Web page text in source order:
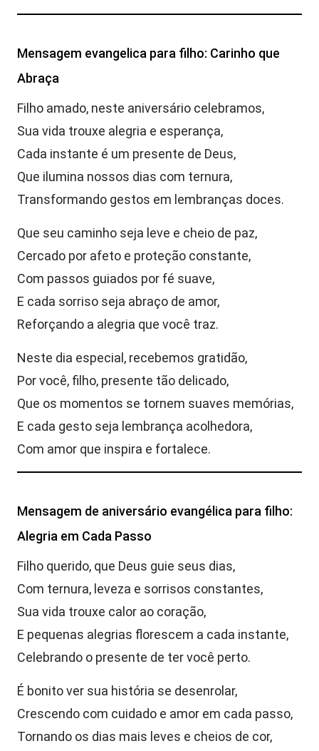
Mensagem evangelica para filho: Carinho que
Abraça
Filho amado, neste aniversário celebramos,
Sua vida trouxe alegria e esperança,
Cada instante é um presente de Deus,
Que ilumina nossos dias com ternura,
Transformando gestos em lembranças doces.
Que seu caminho seja leve e cheio de paz,
Cercado por afeto e proteção constante,
Com passos guiados por fé suave,
E cada sorriso seja abraço de amor,
Reforçando a alegria que você traz.
Neste dia especial, recebemos gratidão,
Por você, filho, presente tão delicado,
Que os momentos se tornem suaves memórias,
E cada gesto seja lembrança acolhedora,
Com amor que inspira e fortalece.
Mensagem de aniversário evangélica para filho:
Alegria em Cada Passo
Filho querido, que Deus guie seus dias,
Com ternura, leveza e sorrisos constantes,
Sua vida trouxe calor ao coração,
E pequenas alegrias florescem a cada instante,
Celebrando o presente de ter você perto.
É bonito ver sua história se desenrolar,
Crescendo com cuidado e amor em cada passo,
Tornando os dias mais leves e cheios de cor,